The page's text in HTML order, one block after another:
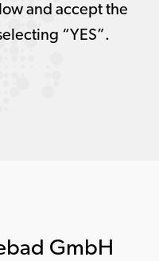
GmbH
and accept the
“YES”.